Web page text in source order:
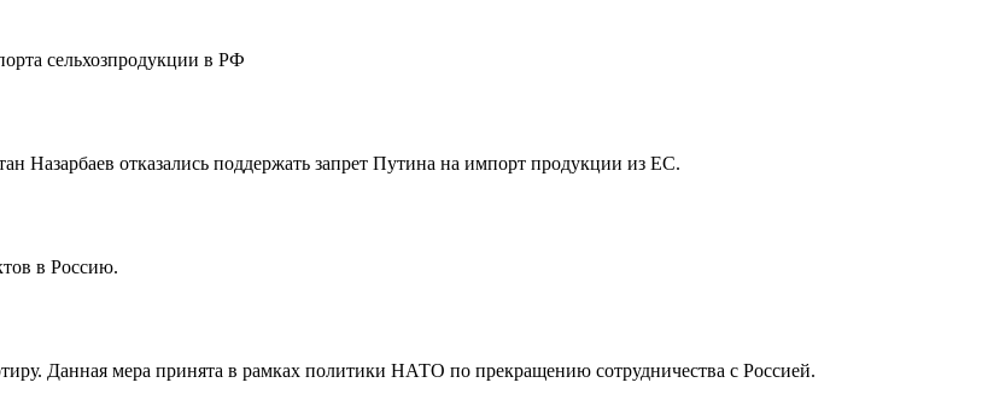
сельхозпродукции в РФ
Назарбаев отказались поддержать запрет Путина на импорт продукции из ЕС.
в Россию.
Данная мера принята в рамках политики НАТО по прекращению сотрудничества с Россией.